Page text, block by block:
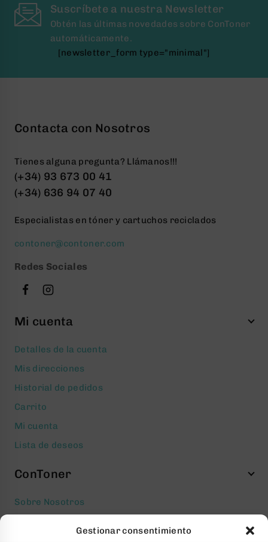
Gestionar consentimiento
Suscríbete a nuestra Newsletter
Obtén las últimas novedades sobre ConToner
automáticamente.
[newsletter_form type="minimal"]
Contacta con Nosotros
Tienes alguna pregunta? Llámanos!!!
(+34) 93 673 00 41
(+34) 636 94 07 40
Especialistas en tóner y cartuchos reciclados
contoner@contoner.com
Redes Sociales
Mi cuenta
Detalles de la cuenta
Mis direcciones
Historial de pedidos
Carrito
Mi cuenta
Lista de deseos
ConToner
Sobre Nosotros